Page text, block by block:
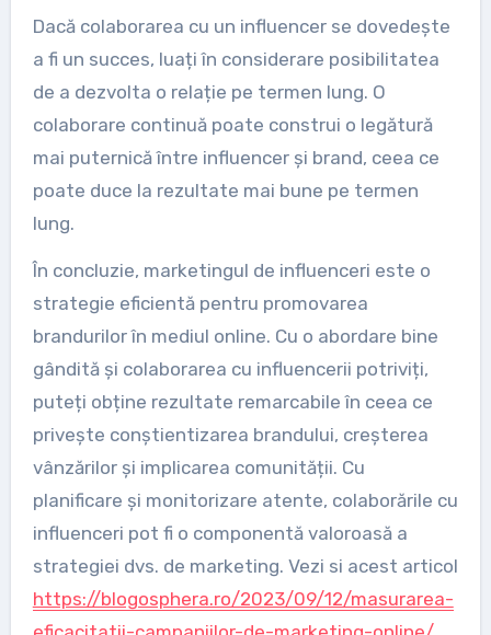
Dacă colaborarea cu un influencer se dovedește
a fi un succes, luați în considerare posibilitatea
de a dezvolta o relație pe termen lung. O
colaborare continuă poate construi o legătură
mai puternică între influencer și brand, ceea ce
poate duce la rezultate mai bune pe termen
lung.
În concluzie, marketingul de influenceri este o
strategie eficientă pentru promovarea
brandurilor în mediul online. Cu o abordare bine
gândită și colaborarea cu influencerii potriviți,
puteți obține rezultate remarcabile în ceea ce
privește conștientizarea brandului, creșterea
vânzărilor și implicarea comunității. Cu
planificare și monitorizare atente, colaborările cu
influenceri pot fi o componentă valoroasă a
strategiei dvs. de marketing. Vezi si acest articol
https://blogosphera.ro/2023/09/12/masurarea-